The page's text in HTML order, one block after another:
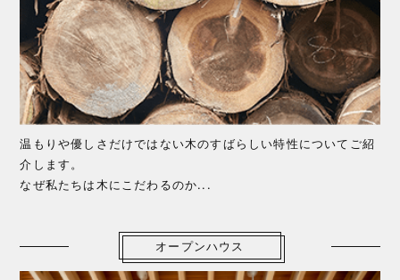
温もりや優しさだけではない木のすばらしい特性についてご紹
介します。
なぜ私たちは木にこだわるのか...
オープンハウス